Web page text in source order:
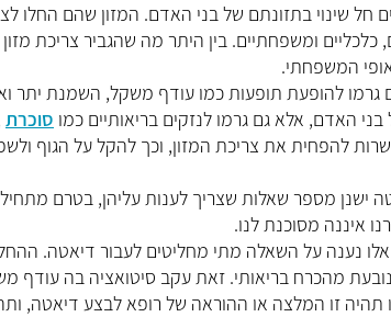
שינוי בתזונתם של בני האדם. המזון שהם החלו
כלכליים ומשפחתיים. בין היתר מה שהגביר צריכת
המשפחתי.
גרמו להופעת תופעות כמו עודף משקל, השמנת יתר
האדם, אלא גם גרמו לנזקים בריאותיים כמו סוכרת
להפחית את צריכת המזון, וכך להקל על הגוף
ישנן מספר שאלות שצריך לענות עליהן, בטרם
איננה מסוכנת לנו.
נענה על השאלה מתי מחליטים לעבור דיאטה.
מהכרח בריאותי. זאת עקב סיטואציה בה עודף
תהיה זו המלצה או ההוראה של רופא לבצע דיאטה,